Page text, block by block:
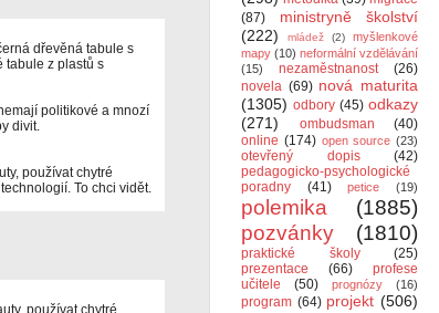
dřevěná tabule s
tabule z plastů s
politikové a mnozí
divit.
používat chytré
To chci vidět.
používat chytré
(87)
ministryně školství
(222)
mládež (2)
myšlenkové
mapy (10) neformální vzdělávání
(15)
nezaměstnanost
(26)
novela (69) nová maturita
(1305) odbory (45) odkazy
(271)
ombudsman
(40)
online (174) open source (23)
otevřený dopis
(42)
pedagogicko-psychologické
poradny
(41) petice (19)
polemika
(1885)
pozvánky
(1810)
praktické školy
(25)
prezentace
(66)
profese
učitele
(50) prognózy (16)
program (64) projekt (506)